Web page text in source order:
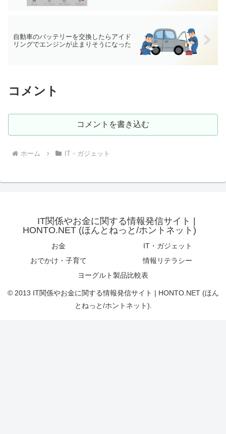
自動車のバッテリーを交換したらアイド
リングでエンジンが止まりそうになった
コメント
コメントを書き込む
ホーム IT・ガジェット
IT関係やお金に関する情報発信サイト |
HONTO.NET (ほんとねっと/ホントネット)
お金
IT・ガジェット
おでかけ・子育て
情報リテラシー
ヨーグルト製品比較表
© 2013 IT関係やお金に関する情報発信サイト | HONTO.NET (ほん
とねっと/ホントネット).